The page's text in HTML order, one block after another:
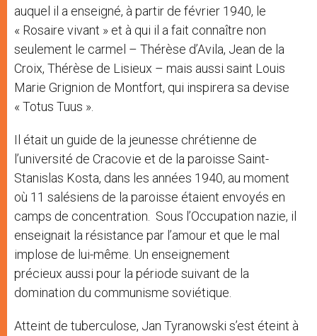
auquel il a enseigné, à partir de février 1940, le
« Rosaire vivant » et à qui il a fait connaître non
seulement le carmel – Thérèse d’Avila, Jean de la
Croix, Thérèse de Lisieux – mais aussi saint Louis
Marie Grignion de Montfort, qui inspirera sa devise
« Totus Tuus ».
Il était un guide de la jeunesse chrétienne de
l’université de Cracovie et de la paroisse Saint-
Stanislas Kosta, dans les années 1940, au moment
où 11 salésiens de la paroisse étaient envoyés en
camps de concentration. Sous l’Occupation nazie, il
enseignait la résistance par l’amour et que le mal
implose de lui-même. Un enseignement
précieux aussi pour la période suivant de la
domination du communisme soviétique.
Atteint de tuberculose, Jan Tyranowski s’est éteint à